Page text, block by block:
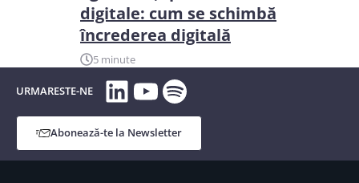
digitale: cum se schimbă
încrederea digitală
5 minute
URMARESTE-NE LinkedIn
YouTube
Spotify
Abonează-te la Newsletter